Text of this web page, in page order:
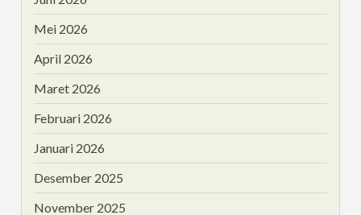
Mei 2026
April 2026
Maret 2026
Februari 2026
Januari 2026
Desember 2025
November 2025